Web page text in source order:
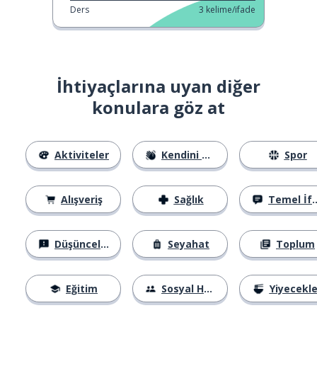
Ders 3 kelime/ifade
İhtiyaçlarına uyan diğer
konulara göz at
Aktiviteler
Alışveriş
Düşünceler
Eğitim
Kendini Tanıtma
Sağlık
Seyahat
Sosyal Hayat
Spor
Temel İfadeler
Toplum